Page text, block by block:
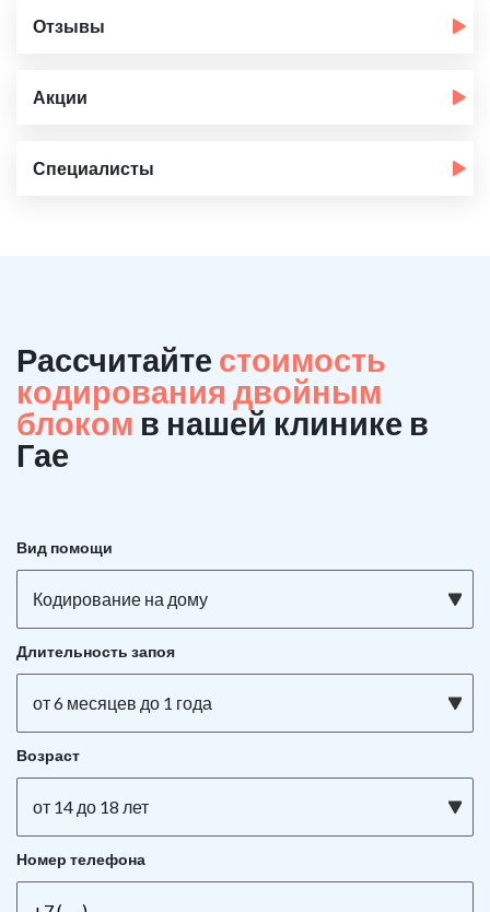
Отзывы
Акции
Специалисты
Рассчитайте стоимость
кодирования двойным
блоком в нашей клинике в
Гае
Вид помощи
Кодирование на дому
Длительность запоя
от 6 месяцев до 1 года
Возраст
от 14 до 18 лет
Номер телефона